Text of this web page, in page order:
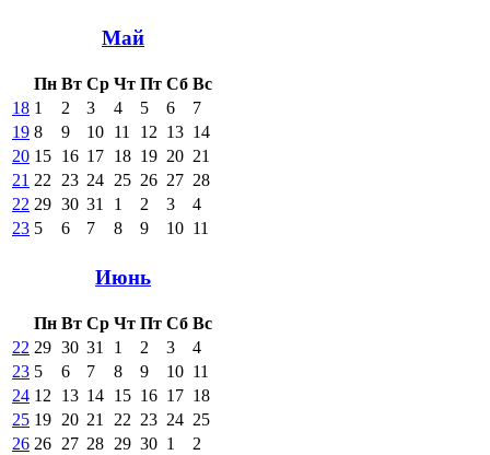
Май
Пн Вт Ср Чт Пт Сб Вс
18 1 2 3 4 5 6
7
19 8 9 10 11 12 13 14
20 15 16 17 18 19 20 21
21 22 23 24 25 26 27 28
22 29 30 31 1 2 3
4
23 5 6 7 8 9 10 11
Июнь
Пн Вт Ср Чт Пт Сб Вс
22 29 30 31 1 2 3
4
23 5 6 7 8 9 10 11
24 12 13 14 15 16 17 18
25 19 20 21 22 23 24 25
26 26 27 28 29 30 1
2